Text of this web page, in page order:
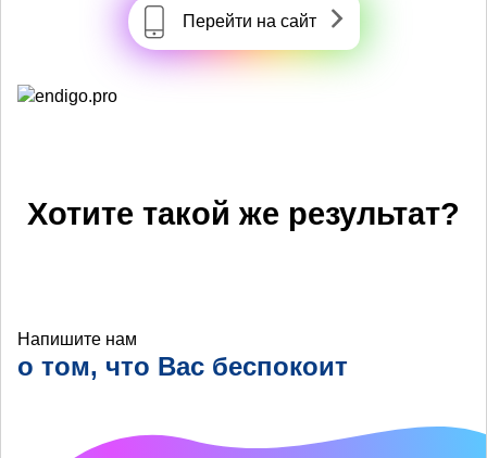
Перейти на сайт
Хотите такой же результат?
Напишите нам
о том, что Вас беспокоит